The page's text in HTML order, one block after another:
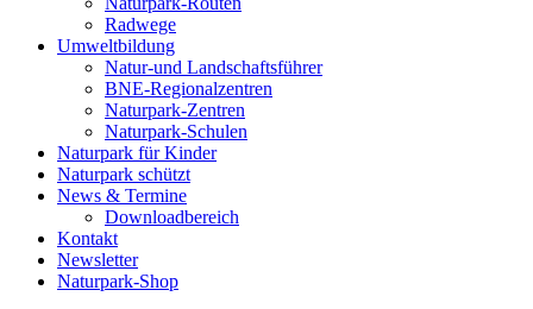
Radwege
Umweltbildung
Natur-und Landschaftsführer
BNE-Regionalzentren
Naturpark-Zentren
Naturpark-Schulen
Naturpark für Kinder
Naturpark schützt
News & Termine
Downloadbereich
Kontakt
Newsletter
Naturpark-Shop